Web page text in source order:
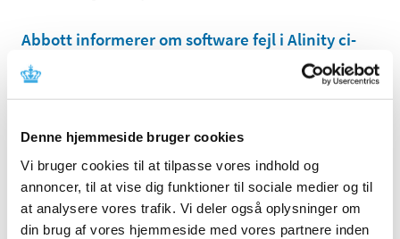
Denne hjemmeside bruger cookies
Vi bruger cookies til at tilpasse vores indhold og
annoncer, til at vise dig funktioner til sociale medier og til
at analysere vores trafik. Vi deler også oplysninger om
din brug af vores hjemmeside med vores partnere inden
Abbott informerer om software fejl i Alinity ci-
series System Control Module og instruerer i
korrekt brug indtil ny software 2.6.2
Denne meddelelse indeholder information om fejl i
software med instruktion om opdatering og
Emner
Medicinsk udstyr